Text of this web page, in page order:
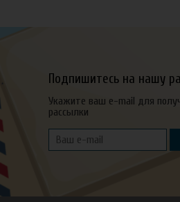
Подпишитесь на нашу
Укажите ваш e-mail для
рассылки